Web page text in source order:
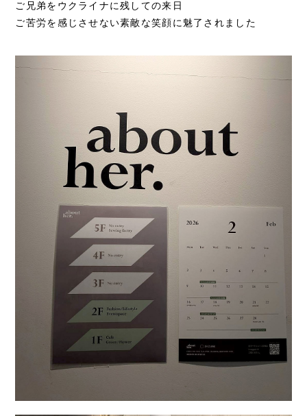
ご兄弟をウクライナに残しての来日
ご苦労を感じさせない素敵な笑顔に魅了されました